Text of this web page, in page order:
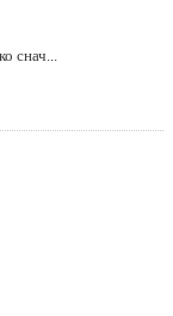
снач...